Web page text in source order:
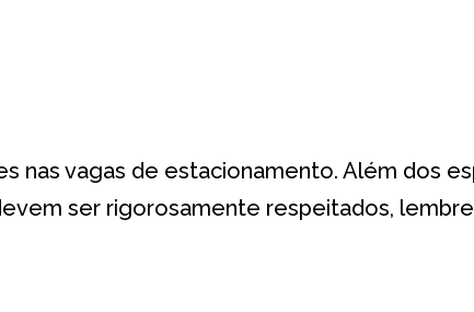
nas vagas de estacionamento. Além dos
ser rigorosamente respeitados,